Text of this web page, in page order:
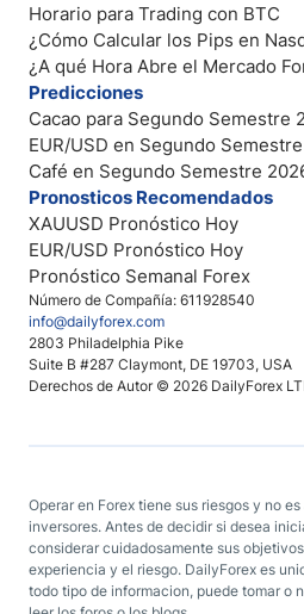
Número de Compañía: 611928540
info@dailyforex.com
2803 Philadelphia Pike
Suite B #287 Claymont, DE 19703, USA
Derechos de Autor © 2026 DailyForex
Horario para Trading con BTC
¿Cómo Calcular los Pips en
¿A qué Hora Abre el Mercado
Predicciones
Cacao para Segundo Semestre
EUR/USD en Segundo
Café en Segundo Semestre
Pronosticos Recomendados
XAUUSD Pronóstico Hoy
EUR/USD Pronóstico Hoy
Pronóstico Semanal Forex
Operar en Forex tiene sus riesgos y no
inversores. Antes de decidir si desea
considerar cuidadosamente sus
experiencia y el riesgo. DailyForex es
todo tipo de informacion, puede tomar o